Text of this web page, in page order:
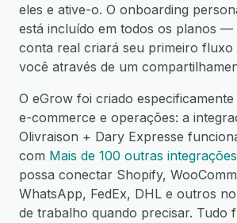
eles e ative-o. O onboarding
está incluído em todos os planos —
conta real criará seu primeiro fluxo
você através de um
O eGrow foi criado
e-commerce e operações: a
Olivraison + Dary Expresse
com Mais de 100 outras integrações
possa conectar Shopify,
WhatsApp, FedEx, DHL e outros
de trabalho quando precisar. Tudo